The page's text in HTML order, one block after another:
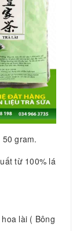
gram.
từ 100% lá
lài ( Bông